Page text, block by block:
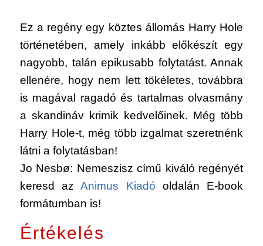
Ez a regény egy köztes állomás Harry Hole
történetében, amely inkább előkészít egy
nagyobb, talán epikusabb folytatást. Annak
ellenére, hogy nem lett tökéletes, továbbra
is magával ragadó és tartalmas olvasmány
a skandináv krimik kedvelőinek. Még több
Harry Hole-t, még több izgalmat szeretnénk
látni a folytatásban!
Jo Nesbø: Nemesziszcímű kiváló regényét
keresd azAnimus Kiadó oldalán E-book
formátumban is!
Értékelés